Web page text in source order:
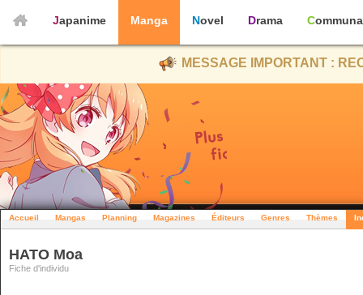
Japanime Manga Novel Drama
MESSAGE IMPORTANT :
Accueil Mangas Planning Magazines Éditeurs Genres Thèmes
HATO Moa
Fiche d'individu